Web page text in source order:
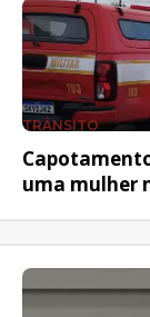
TRÂNSITO
uma mulher